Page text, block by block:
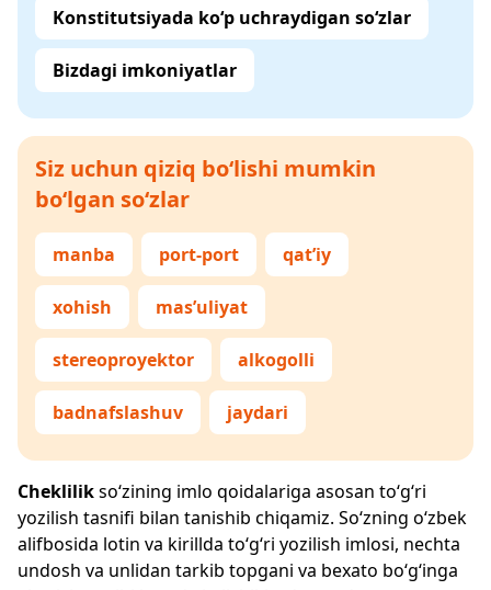
Konstitutsiyada ko‘p uchraydigan so‘zlar
Bizdagi imkoniyatlar
Siz uchun qiziq bo‘lishi mumkin
bo‘lgan so‘zlar
manba port-port qat’iy
xohish mas’uliyat
stereoproyektor alkogolli
badnafslashuv jaydari
Cheklilikso‘zining imlo qoidalariga asosan to‘g‘ri
yozilish tasnifi bilan tanishib chiqamiz. So‘zning o‘zbek
alifbosida lotin va kirillda to‘g‘ri yozilish imlosi, nechta
undosh va unlidan tarkib topgani va bexato bo‘g‘inga